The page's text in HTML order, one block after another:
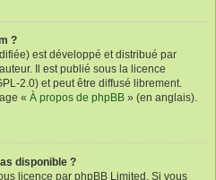
?
est développé et distribué par
Il est publié sous la licence
2.0) et peut être diffusé librement.
« À propos de phpBB » (en anglais).
disponible ?
licence par phpBB Limited. Si vous